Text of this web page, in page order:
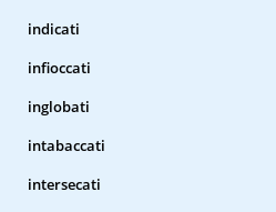
indicati
infioccati
inglobati
intabaccati
intersecati